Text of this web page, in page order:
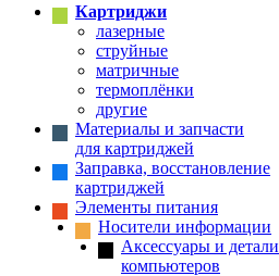
Картриджи
лазерные
струйные
матричные
термоплёнки
другие
Материалы и запчасти
для картриджей
Заправка, восстановление
картриджей
Элементы питания
Носители информации
Аксессуары и детали
компьютеров